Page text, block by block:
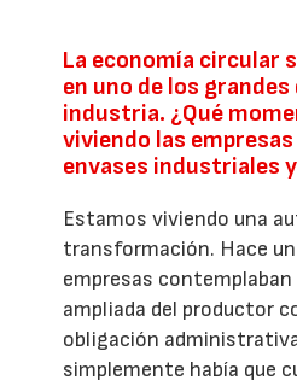
La economía circular
en uno de los
industria. ¿Qué
viviendo las
envases industriales
Estamos viviendo una
transformación. Hace
empresas
ampliada del productor
obligación
simplemente había que